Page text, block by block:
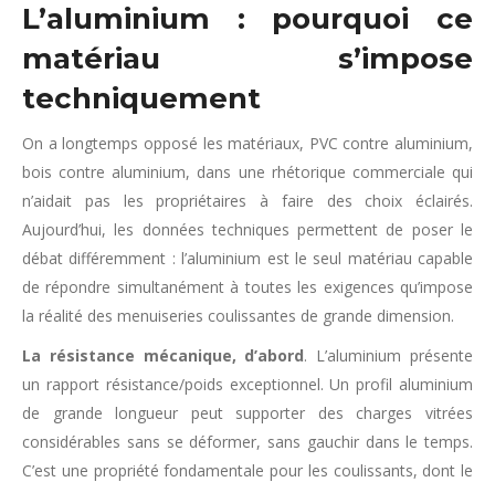
L’aluminium : pourquoi ce
matériau s’impose
techniquement
On a longtemps opposé les matériaux, PVC contre aluminium,
bois contre aluminium, dans une rhétorique commerciale qui
n’aidait pas les propriétaires à faire des choix éclairés.
Aujourd’hui, les données techniques permettent de poser le
débat différemment : l’aluminium est le seul matériau capable
de répondre simultanément à toutes les exigences qu’impose
la réalité des menuiseries coulissantes de grande dimension.
La résistance mécanique, d’abord. L’aluminium présente
un rapport résistance/poids exceptionnel. Un profil aluminium
de grande longueur peut supporter des charges vitrées
considérables sans se déformer, sans gauchir dans le temps.
C’est une propriété fondamentale pour les coulissants, dont le